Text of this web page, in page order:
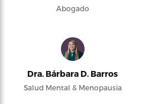
Abogado
Dra. Bárbara D. Barros
Salud Mental & Menopausia